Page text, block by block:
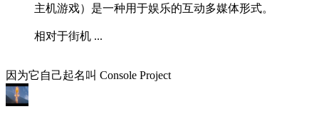
主机游戏）是一种用于娱乐的互动多媒体形式。
相对于街机 ...
因为它自己起名叫 Console Project